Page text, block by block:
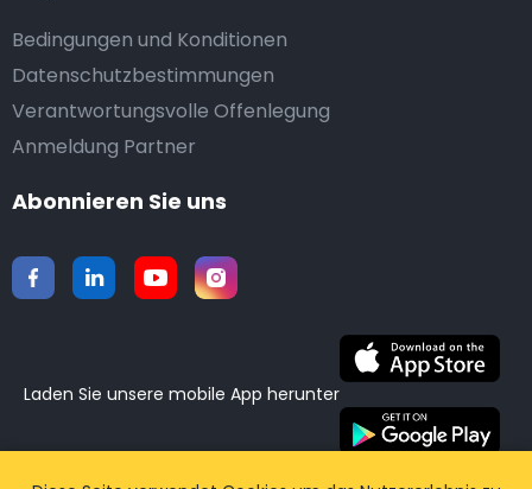
Bedingungen und Konditionen
Datenschutzbestimmungen
Verantwortungsvolle Offenlegung
Anmeldung Partner
Abonnieren Sie uns
Laden Sie unsere mobile App herunter